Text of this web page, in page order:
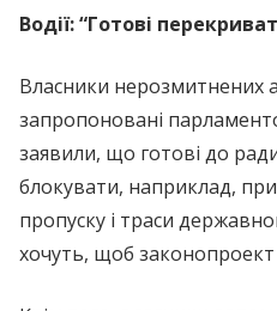
Водії: “Готові
Власники нерозмитнених
запропоновані
заявили, що готові до
блокувати, наприклад,
пропуску і траси
хочуть, щоб